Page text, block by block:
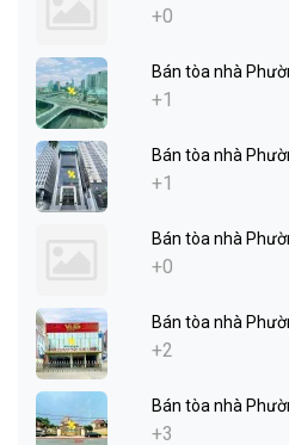
+0
Bán tòa nhà
+1
Bán tòa nhà
+1
Bán tòa nhà
+0
Bán tòa nhà
+2
Bán tòa nhà
+3